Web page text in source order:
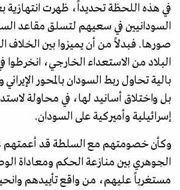
في هذه اللحظة تحديداً، ظهرت
السودانيين في سعيهم لتسلق مقاعد
صورها. فبدلاً من أن يميزوا بين
البلاد من الاستعداء الخارجي، انخرطوا
بالية تحاول ربط السودان بالمحور
بل واختلاق أسانيد لها، في محاولة
إسرائيلية وأميركية على السودان.
وكأن خصومتهم مع السلطة قد أعمتهم
الجوهري بين منازعة الحكم ومعاداة
مستغرباً عليهم، من واقع تأييدهم